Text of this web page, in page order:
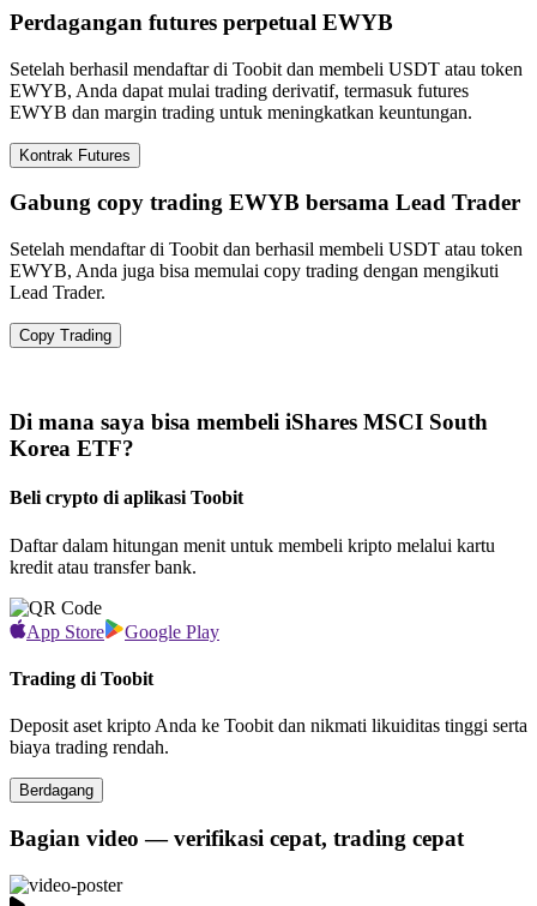
Perdagangan futures perpetual EWYB
Setelah berhasil mendaftar di Toobit dan membeli USDT atau token
EWYB, Anda dapat mulai trading derivatif, termasuk futures
EWYB dan margin trading untuk meningkatkan keuntungan.
Kontrak Futures
Gabung copy trading EWYB bersama Lead Trader
Setelah mendaftar di Toobit dan berhasil membeli USDT atau token
EWYB, Anda juga bisa memulai copy trading dengan mengikuti
Lead Trader.
Copy Trading
Di mana saya bisa membeli iShares MSCI South
Korea ETF?
Beli crypto di aplikasi Toobit
Daftar dalam hitungan menit untuk membeli kripto melalui kartu
kredit atau transfer bank.
App Store Google Play
Trading di Toobit
Deposit aset kripto Anda ke Toobit dan nikmati likuiditas tinggi serta
biaya trading rendah.
Berdagang
Bagian video — verifikasi cepat, trading cepat